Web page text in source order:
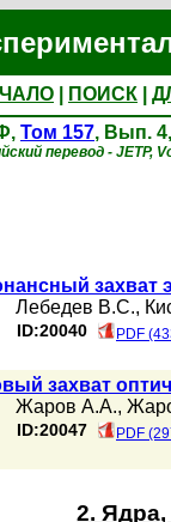
ПОИСК
Том 157, Вып.
перевод - JETP,
захват
Лебедев В.С.,
ID:20040 PDF
захват
Жаров А.А.,
ID:20047 PDF
2. Ядра,